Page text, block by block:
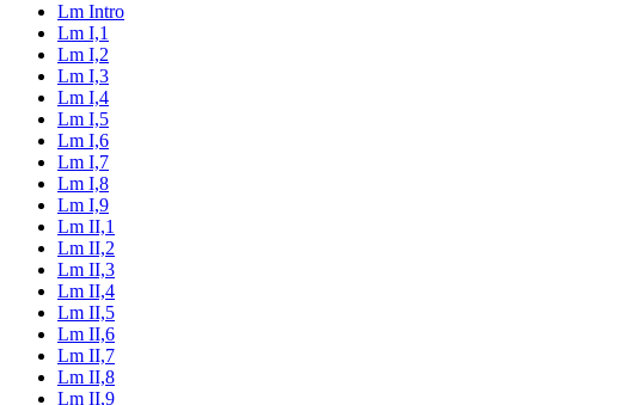
Lm Intro
Lm I,1
Lm I,2
Lm I,3
Lm I,4
Lm I,5
Lm I,6
Lm I,7
Lm I,8
Lm I,9
Lm II,1
Lm II,2
Lm II,3
Lm II,4
Lm II,5
Lm II,6
Lm II,7
Lm II,8
Lm II,9